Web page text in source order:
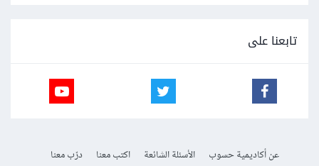
تابعنا على
عن أكاديمية حسوب الأسئلة الشائعة اكتب معنا
درّب معنا